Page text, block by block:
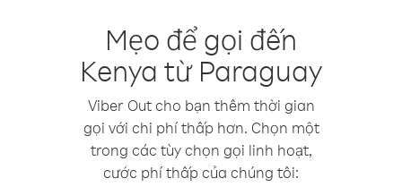
Mẹo để gọi đến
Kenya từ Paraguay
Viber Out cho bạn thêm thời gian
gọi với chi phí thấp hơn. Chọn một
trong các tùy chọn gọi linh hoạt,
cước phí thấp của chúng tôi: